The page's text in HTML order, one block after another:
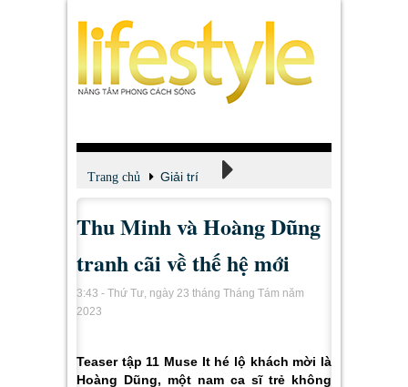
Trang chủ Giải trí
Xem - Nghe - Đọc
Thu Minh và Hoàng Dũng
tranh cãi về thế hệ mới
3:43 - Thứ Tư, ngày 23 tháng Tháng Tám năm
2023
Teaser tập 11 Muse It hé lộ khách mời là
Hoàng Dũng, một nam ca sĩ trẻ không